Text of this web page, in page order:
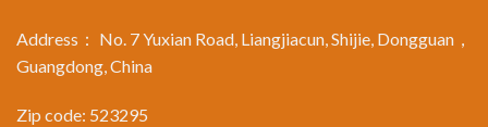
Address： No. 7 Yuxian Road, Liangjiacun, Shijie, Dongguan，
Guangdong, China
Zip code: 523295